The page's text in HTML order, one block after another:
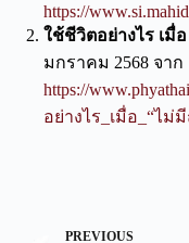
https://
ใช้ชีวิตอย่างไร เมื่
มกราคม 2568 จาก
https://
อย่างไร_เมื่อ_“ไม่
PREVIOUS